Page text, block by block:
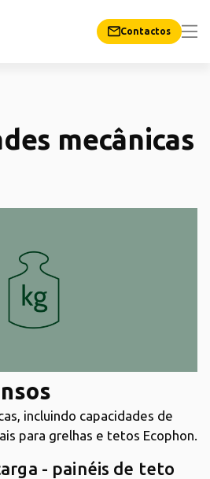
Contactos
mecânicas
incluindo capacidades de
para grelhas e tetos Ecophon.
- painéis de teto